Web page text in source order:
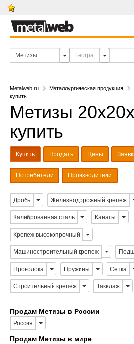
Metalweb.ru Металлургическая продукция
купить
Метизы
купить
Купить Продать Цены
Потребители Производители
Дробь Железнодорожный крепеж
Калиброванная сталь Канаты
Крепеж высокопрочный
Машиностроительный крепеж
Проволока Пружины Сетка
Строительный крепеж Такелаж
Продам Метизы в России
Россия
Продам Метизы в мире